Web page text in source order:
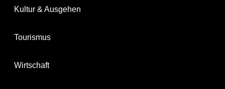
Kultur & Ausgehen
Tourismus
Wirtschaft